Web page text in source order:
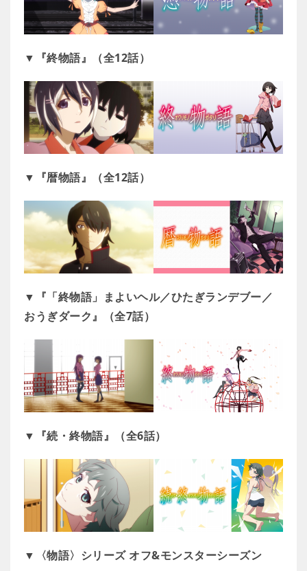
▼『終物語』（全12話）
▼『暦物語』（全12話）
▼『「終物語」まよいヘル／ひたぎランデブー／
おうぎダーク』（全7話）
▼『続・終物語』（全6話）
▼〈物語〉シリーズ オフ&モンスターシーズン